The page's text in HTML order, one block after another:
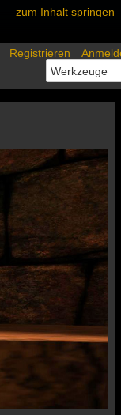
zum Inhalt springen
Registrieren